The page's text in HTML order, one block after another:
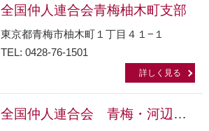
全国仲人連合会青梅柚木町支部
東京都青梅市柚木町１丁目４１−１
TEL: 0428-76-1501
詳しく見る
全国仲人連合会 青梅・河辺事務所